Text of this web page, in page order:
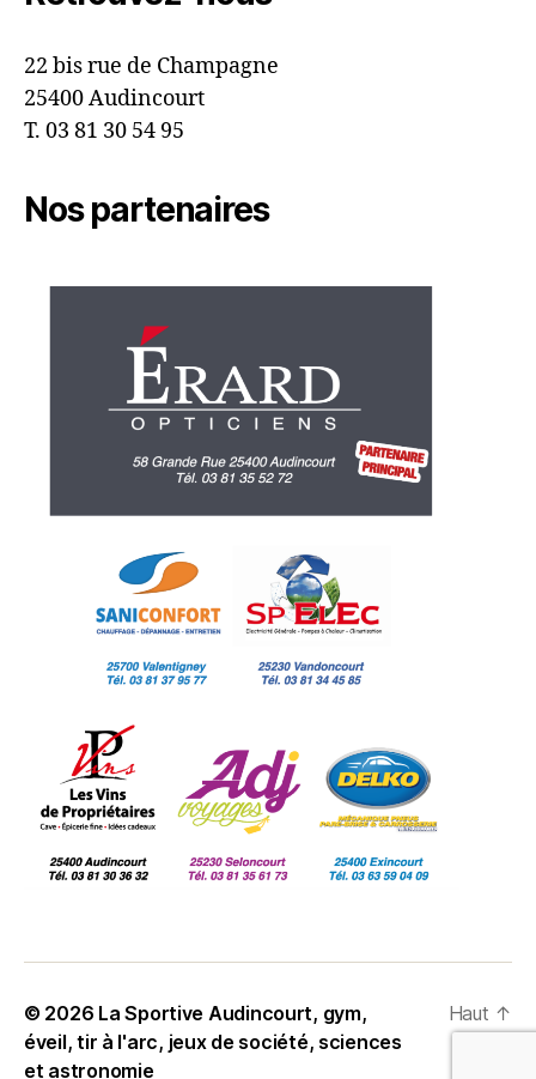
22 bis rue de Champagne
25400 Audincourt
T. 03 81 30 54 95
Nos partenaires
© 2026 La Sportive Audincourt, gym,
éveil, tir à l'arc, jeux de société, sciences
et astronomie
Haut ↑